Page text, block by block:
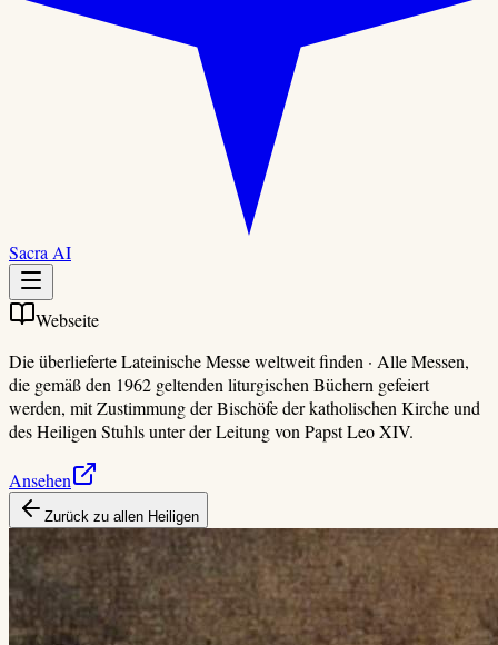
Sacra AI
Webseite
Die überlieferte Lateinische Messe weltweit finden · Alle Messen,
die gemäß den 1962 geltenden liturgischen Büchern gefeiert
werden, mit Zustimmung der Bischöfe der katholischen Kirche und
des Heiligen Stuhls unter der Leitung von Papst Leo XIV.
Ansehen
Zurück zu allen Heiligen